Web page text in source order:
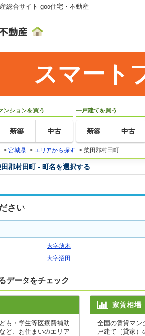
総合サイト goo住宅・不動産
スマート
ンションを買う
新築 中古
一戸建てを買う
新築 中古
> 宮城県 > エリアから探す > 柴田郡村田町
郡村田町 - 町名を選択する
さい
大字薄木
大字沼田
データをチェック
も・学生等医療費補助
ど、お住まいのエリア
家賃相場
全国の賃貸マン
戸建て（貸家）